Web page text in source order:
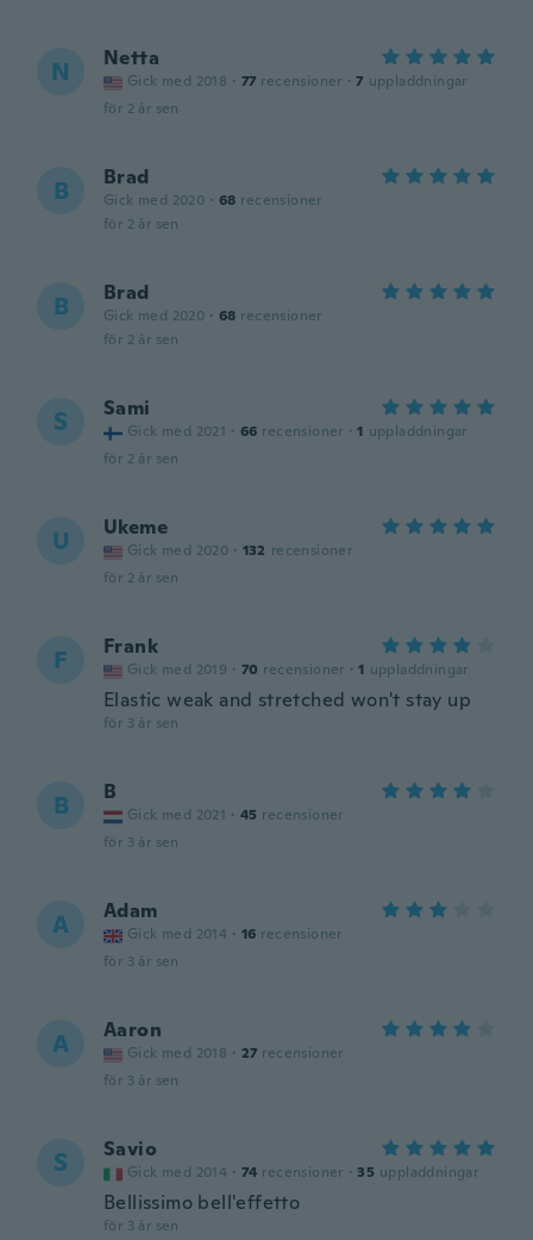
N Netta
Gick med 2018 · 77 recensioner · 7 uppladdningar
för 2 år sen
B Brad
Gick med 2020 · 68 recensioner
för 2 år sen
B Brad
Gick med 2020 · 68 recensioner
för 2 år sen
S Sami
Gick med 2021 · 66 recensioner · 1 uppladdningar
för 2 år sen
U Ukeme
Gick med 2020 · 132 recensioner
för 2 år sen
F Frank
Gick med 2019 · 70 recensioner · 1 uppladdningar
Elastic weak and stretched won't stay up
för 3 år sen
B B
Gick med 2021 · 45 recensioner
för 3 år sen
A Adam
Gick med 2014 · 16 recensioner
för 3 år sen
A Aaron
Gick med 2018 · 27 recensioner
för 3 år sen
S Savio
Gick med 2014 · 74 recensioner · 35 uppladdningar
Bellissimo bell'effetto
för 3 år sen